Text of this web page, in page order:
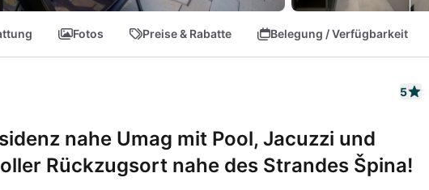
Fotos Preise & Rabatte Belegung / Verfügbarkeit
5
nahe Umag mit Pool, Jacuzzi und
Rückzugsort nahe des Strandes Špina!